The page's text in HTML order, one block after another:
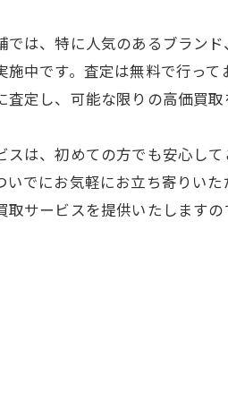
では、特に人気のあるブラン
施中です。査定は無料で行っ
定し、可能な限りの高価買取
スは、初めての方でも安心し
いでにお気軽にお立ち寄りい
サービスを提供いたしますの